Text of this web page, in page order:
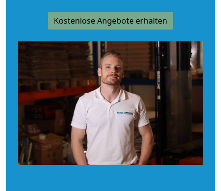
Kostenlose Angebote erhalten